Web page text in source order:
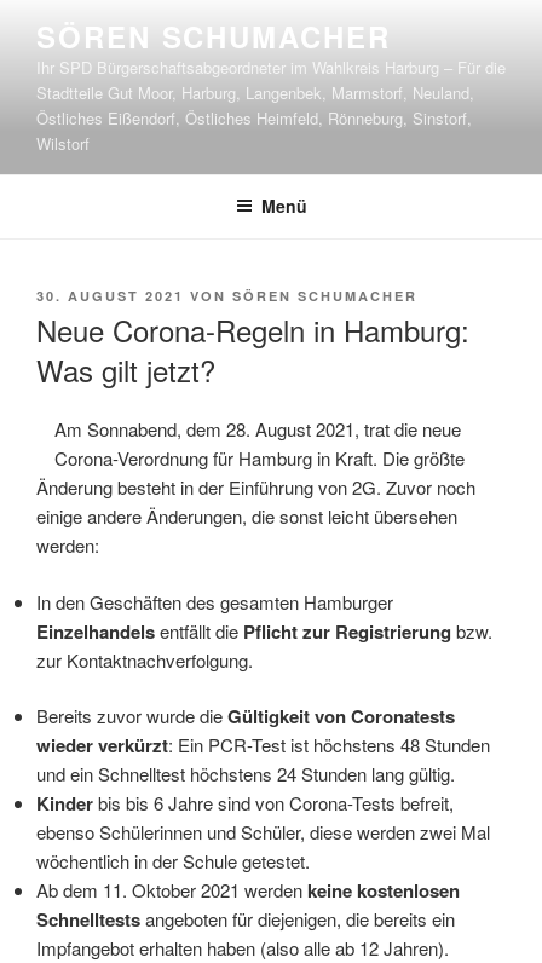
Inhalt
springen
SÖREN SCHUMACHER
Ihr SPD Bürgerschaftsabgeordneter im Wahlkreis Harburg – Für die
Stadtteile Gut Moor, Harburg, Langenbek, Marmstorf, Neuland,
Östliches Eißendorf, Östliches Heimfeld, Rönneburg, Sinstorf,
Wilstorf
Menü
VERÖFFENTLICHT
30. AUGUST 2021 VON SÖREN SCHUMACHER
Neue Corona-Regeln in Hamburg:
Was gilt jetzt?
Am Sonnabend, dem 28. August 2021, trat die neue
Corona-Verordnung für Hamburg in Kraft. Die größte
Änderung besteht in der Einführung von 2G. Zuvor noch
einige andere Änderungen, die sonst leicht übersehen
werden:
In den Geschäften des gesamten Hamburger
Einzelhandelsentfällt die Pflicht zur Registrierung bzw.
zur Kontaktnachverfolgung.
Bereits zuvor wurde dieGültigkeit von Coronatests
wieder verkürzt: Ein PCR-Test ist höchstens 48 Stunden
und ein Schnelltest höchstens 24 Stunden lang gültig.
Kinderbis bis 6 Jahre sind von Corona-Tests befreit,
ebenso Schülerinnen und Schüler, diese werden zwei Mal
wöchentlich in der Schule getestet.
Ab dem 11. Oktober 2021 werdenkeine kostenlosen
Schnelltestsangeboten für diejenigen, die bereits ein
Impfangebot erhalten haben (also alle ab 12 Jahren).